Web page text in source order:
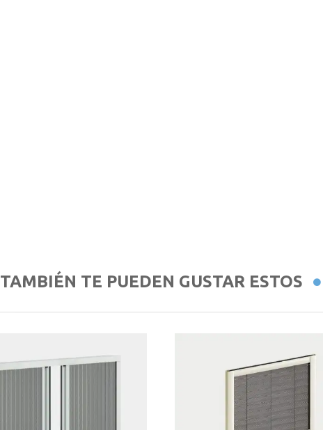
TAMBIÉN TE PUEDEN GUSTAR ESTOS